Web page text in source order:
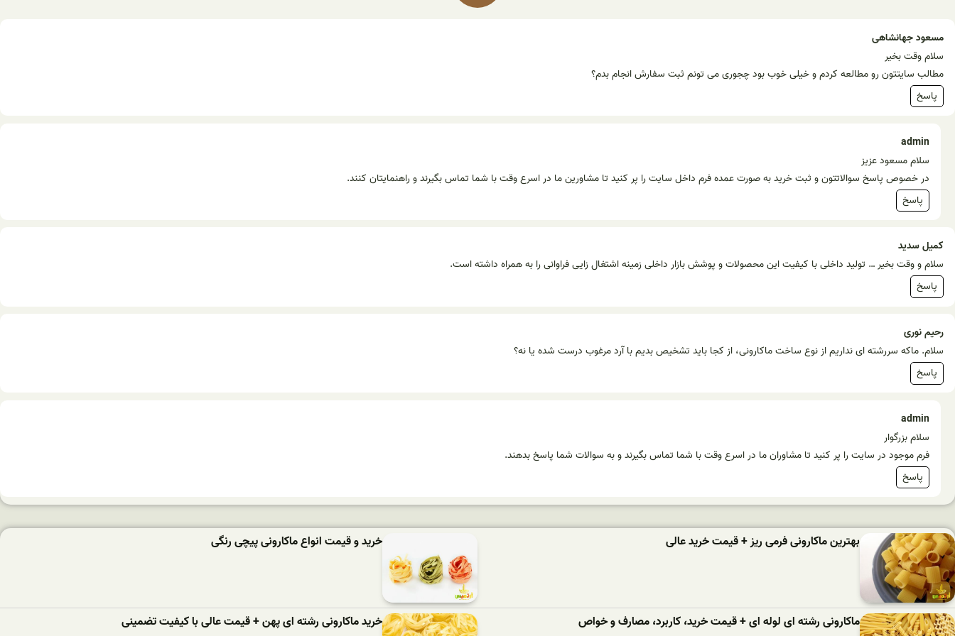
مسعود جهانشاهی
سلام وقت بخیر
مطالب سایتتون رو مطالعه کردم و خیلی خوب بود چجوری می تونم ثبت سفارش انجام بدم؟
پاسخ
admin
سلام مسعود عزیز
در خصوص پاسخ سوالاتتون و ثبت خرید به صورت عمده فرم داخل سایت را پر کنید تا مشاورین ما در اسرع وقت با شما تماس بگیرند و راهنمایتان کنند.
پاسخ
کمیل سدید
سلام و وقت بخیر … تولید داخلی با کیفیت این محصولات و پوشش بازار داخلی زمینه اشتغال زایی فراوانی را به همراه داشته است.
پاسخ
رحیم نوری
سلام. ماکه سررشته ای نداریم از نوع ساخت ماکارونی، از کجا باید تشخیص بدیم با آرد مرغوب درست شده یا نه؟
پاسخ
admin
سلام بزرگوار
فرم موجود در سایت را پر کنید تا مشاوران ما در اسرع وقت با شما تماس بگیرند و به سوالات شما پاسخ بدهند.
پاسخ
بهترین ماکارونی فرمی ریز + قیمت خرید عالی خرید و قیمت انواع ماکارونی پیچی رنگی
ماکارونی رشته ای لوله ای + قیمت خرید، کاربرد، مصارف و خواص خرید ماکارونی رشته ای پهن + قیمت عالی با کیفیت تضمینی